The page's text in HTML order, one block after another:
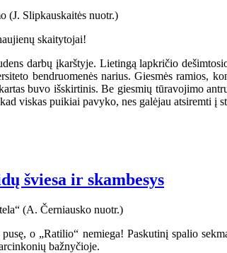
skaitytojai!
darbų įkarštyje. Lietingą lapkričio
bendruomenės narius. Giesmės ramios,
buvo išskirtinis. Be giesmių tūravojimo
viskas puikiai pavyko, nes galėjau atsiremti į
šviesa ir skambesys
o „Ratilio“ nemiega! Paskutinį spalio
bažnyčioje.